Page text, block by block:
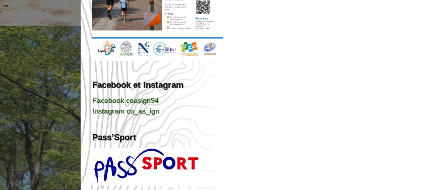
Facebook et Instagram
Facebook coasign94
Instagram co_as_ign
Pass’Sport